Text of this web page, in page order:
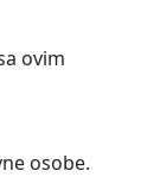
ovim
osobe.